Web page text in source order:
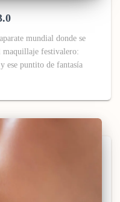
mundial donde se
maquillaje festivalero:
ese puntito de fantasía